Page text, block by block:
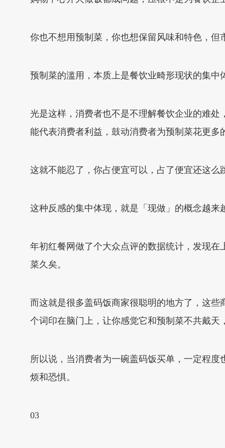
你也不想用预制菜，你也想保留风味和特色，
预制菜的滥用，本质上是餐饮业畸形现状的集中
光是这样，消费者也不是不理解餐饮企业的难
能代表消费者利益，鼓动消费者为预制菜花更多
这就不能忍了，你占便宜可以，占了便宜还这
这种反感的集中体现，就是「现做」的概念越来
年初红餐网做了个大众点评的数据统计，发现
菜久矣。
而这就是很多盖码饭商家很聪明的地方了，这
个词印在脑门上，让你感觉它和预制菜不共戴天
所以说，当消费者为一碗盖码饭买单，一定程
烦和恐惧。
03